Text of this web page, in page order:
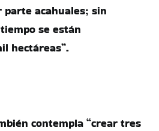
parte acahuales; sin
se están
hectáreas”.
contempla “crear tres